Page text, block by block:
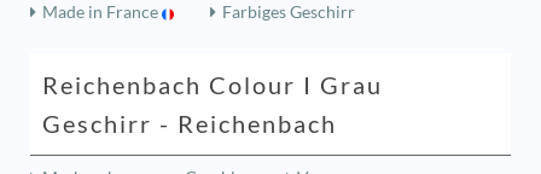
Made in France
Farbiges Geschirr
Reichenbach Colour I Grau
Geschirr - Reichenbach